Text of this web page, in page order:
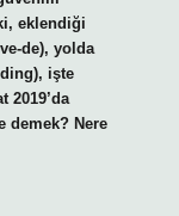
eklendiği
de), yolda
işte
2019’da
demek? Nere